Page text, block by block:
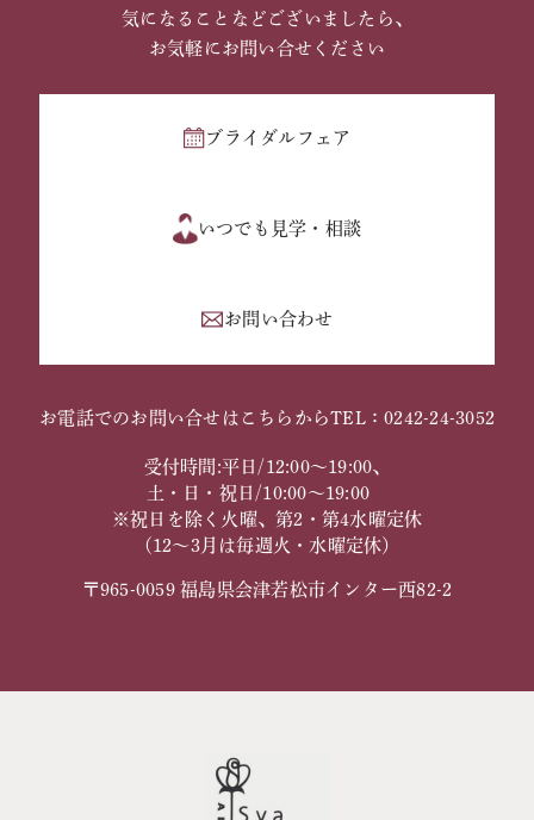
気になることなどございましたら、
お気軽にお問い合せください
ブライダルフェア
いつでも見学・相談
お問い合わせ
お電話でのお問い合せはこちらからTEL：0242-24-3052
受付時間:平日/12:00～19:00、
土・日・祝日/10:00～19:00
※祝日を除く火曜、第2・第4水曜定休
（12～3月は毎週火・水曜定休）
〒965-0059 福島県会津若松市インター西82-2